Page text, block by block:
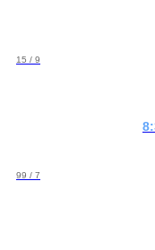
9 / 15
7 / 99